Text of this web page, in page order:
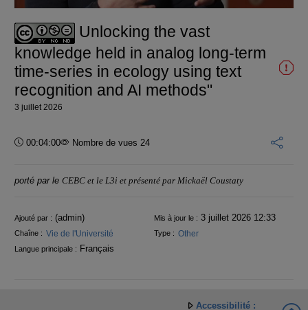
vidéo
Unlocking the vast
knowledge held in analog long-term
time-series in ecology using text
recognition and AI methods"
3 juillet 2026
Durée :
00:04:00 Nombre de vues 24
porté par le CEBC et le L3i et présenté par Mickaël Coustaty
Informations
Ajouté par : (admin) Mis à jour le : 3 juillet 2026 12:33
Chaîne : Vie de l'Université Type : Other
Langue principale : Français
Accessibilité :